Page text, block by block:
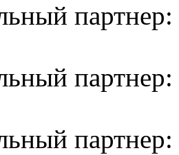
партнер:
партнер:
партнер: